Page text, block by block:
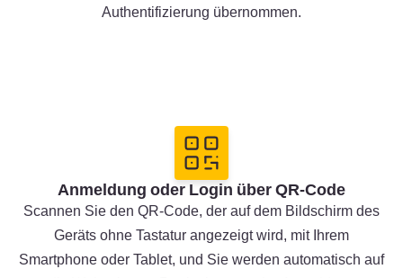
Authentifizierung übernommen.
Anmeldung oder Login über QR-Code
Scannen Sie den QR-Code, der auf dem Bildschirm des
Geräts ohne Tastatur angezeigt wird, mit Ihrem
Smartphone oder Tablet, und Sie werden automatisch auf